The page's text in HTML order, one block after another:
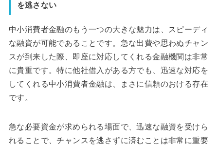
を逃さない
中小消費者金融のもう一つの大きな魅力は、スピーディ
な融資が可能であることです。急な出費や思わぬチャン
スが到来した際、即座に対応してくれる金融機関は非常
に貴重です。特に他社借入がある方でも、迅速な対応を
してくれる中小消費者金融は、まさに信頼のおける存在
です。
急な必要資金が求められる場面で、迅速な融資を受けら
れることで、チャンスを逃さずに済むことは非常に重要